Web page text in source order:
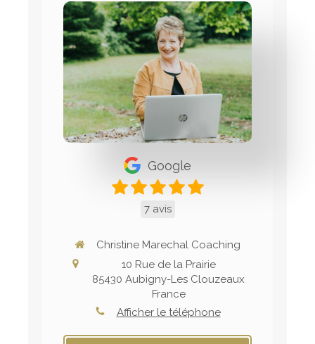
Google
7 avis
Christine Marechal Coaching
10 Rue de la Prairie
85430 Aubigny-Les Clouzeaux
France
Afficher le téléphone